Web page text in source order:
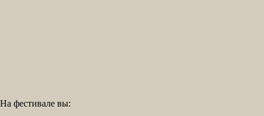
На фестивале вы: